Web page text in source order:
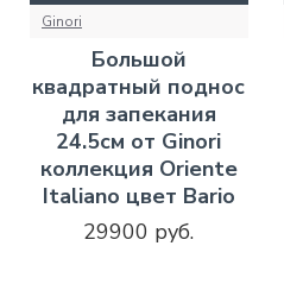
Ginori
Большой
квадратный поднос
для запекания
24.5см от Ginori
коллекция Oriente
Italiano цвет Bario
29900 руб.